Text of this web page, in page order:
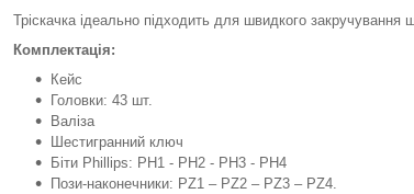
Тріскачка ідеально підходить для швидкого закручування
Комплектація:
Кейс
Головки: 43 шт.
Валіза
Шестигранний ключ
Біти Phillips: PH1 - PH2 - PH3 - PH4
Пози-наконечники: PZ1 – PZ2 – PZ3 – PZ4.